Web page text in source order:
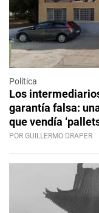
Política
Los
garantía falsa:
que vendía
POR GUILLERMO DRAPER